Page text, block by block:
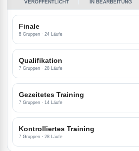
VERÖFFENTLICHT IN BEARBEITUNG
Finale
8 Gruppen · 24 Läufe
Qualifikation
7 Gruppen · 28 Läufe
Gezeitetes Training
7 Gruppen · 14 Läufe
Kontrolliertes Training
7 Gruppen · 28 Läufe